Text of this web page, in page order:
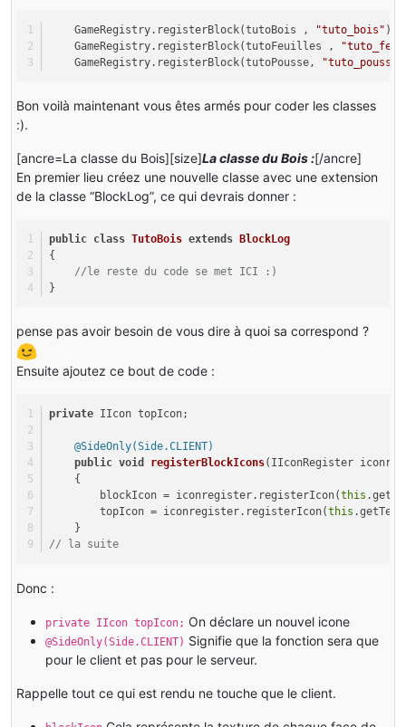
    GameRegistry.registerBlock(tutoBois ,
"tuto_bois" );
    GameRegistry.registerBlock(tutoFeuilles ,
    GameRegistry.registerBlock(tutoPousse,
"tuto_pousse"
Bon voilà maintenant vous êtes armés pour coder les classes
:).
[ancre=La classe du Bois][size]La classe du Bois :[/ancre]
En premier lieu créez une nouvelle classe avec une extension
de la classe “BlockLog”, ce qui devrais donner :
public class TutoBois extends
BlockLog
{
//le reste du code se met ICI :)
}
pense pas avoir besoin de vous dire à quoi sa correspond ?
Ensuite ajoutez ce bout de code :
private IIcon topIcon;
@SideOnly(Side.CLIENT)
public void registerBlockIcons(IIconRegister
    {
        blockIcon = iconregister.registerIcon(
this
        topIcon = iconregister.registerIcon(
this
    }
// la suite
Donc :
private IIcon topIcon; On déclare un nouvel icone
@SideOnly(Side.CLIENT) Signifie que la fonction sera que
pour le client et pas pour le serveur.
Rappelle tout ce qui est rendu ne touche que le client.